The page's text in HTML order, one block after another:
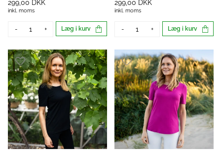
299,00 DKK
inkl. moms
- + Læg i kurv
299,00 DKK
inkl. moms
- + Læg i kurv